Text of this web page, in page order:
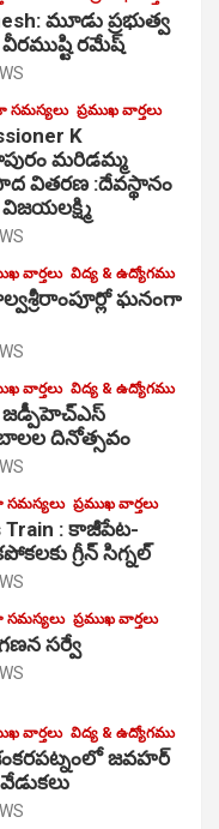
మూడు ప్రభుత్వ
రమేష్
సమస్యలు ప్రముఖ వార్తలు
K
మరిడమ్మ
వితరణ :దేవస్థానం
వార్తలు విద్య & ఉద్యోగము
ఘనంగా
వార్తలు విద్య & ఉద్యోగము
జ‌డ్పీహెచ్ఎస్
దినోత్సవం
సమస్యలు ప్రముఖ వార్తలు
Train : కాజీపేట-
గ్రీన్ సిగ్నల్
సమస్యలు ప్రముఖ వార్తలు
సర్వే
వార్తలు విద్య & ఉద్యోగము
జవహర్